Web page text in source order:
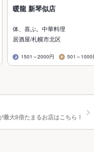
暖龍 新琴似店
体、喜ぶ。中華料理
居酒屋/札幌市北区
1501～2000円 501～1000
大8倍たまるお店はこちら！